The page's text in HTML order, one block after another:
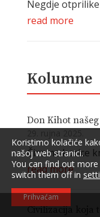
Negdje
read more
Kolumne
Don Kihot
Čim me korice
read more
Civilizacija koja
Koristimo kolačiće
našoj web stranici.
You can find out
switch them off in
Prihvaćam